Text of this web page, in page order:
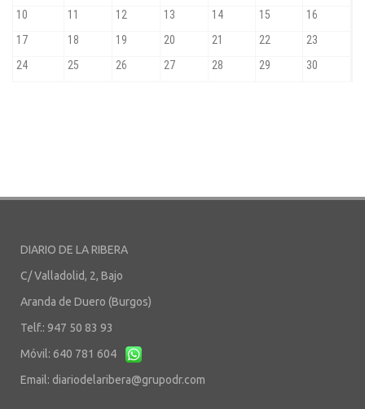
DIARIO DE LA RIBERA
C/ Valladolid, 2, Bajo
Aranda de Duero (Burgos)
Telf.: 947 50 83 93
Móvil: 640 781 604
Email: diariodelaribera@grupodr.com